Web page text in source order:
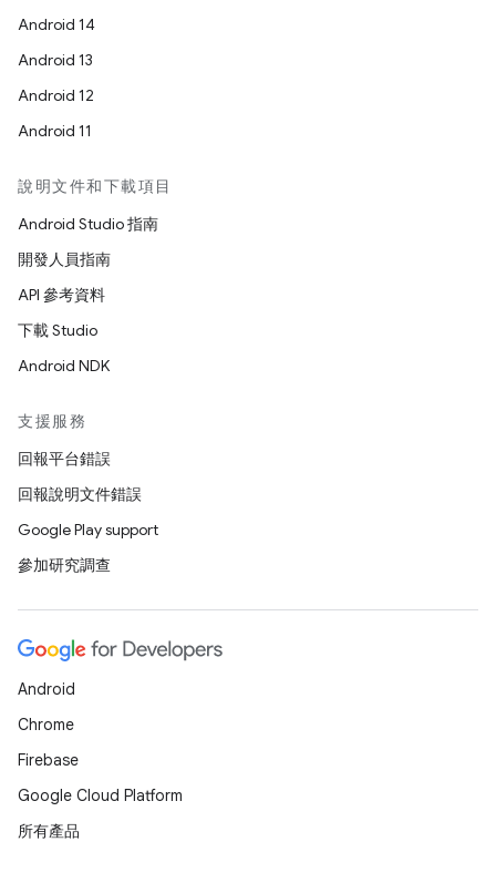
Android 14
Android 13
Android 12
Android 11
說明文件和下載項目
Android Studio 指南
開發人員指南
API 參考資料
下載 Studio
Android NDK
支援服務
回報平台錯誤
回報說明文件錯誤
Google Play support
參加研究調查
Android
Chrome
Firebase
Google Cloud Platform
所有產品